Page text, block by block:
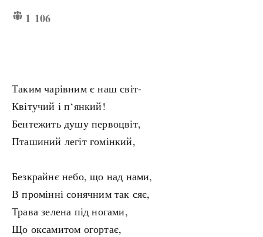
1 106
Таким чарівним є наш світ-
Квітучий і п‘янкий!
Бентежить душу первоцвіт,
Пташиний легіт гомінкий,
Безкрайнє небо, що над нами,
В промінні сонячним так сяє,
Трава зелена під ногами,
Що оксамитом огортає,